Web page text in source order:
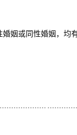
姻或同性婚姻，均